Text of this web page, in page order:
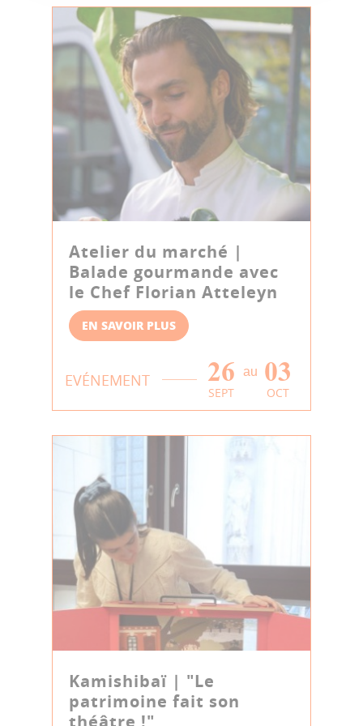
Atelier du marché |
Balade gourmande avec
le Chef Florian Atteleyn
EN SAVOIR PLUS
EVÉNEMENT 26
SEPT
au 03
OCT
Kamishibaï | "Le
patrimoine fait son
théâtre !"